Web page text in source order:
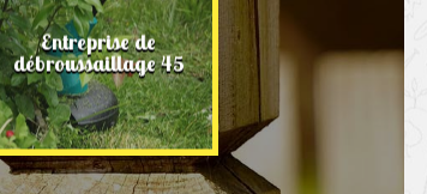
Entreprise de
débroussaillage 45 jardinage 45